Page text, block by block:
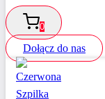
0
Dołącz do nas